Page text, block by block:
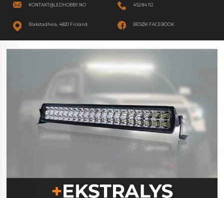
KONTAKT@LEDHOBBY.NO 452 84 112
Blakstadheia, 4820 Froland BESØK FACEBOOK